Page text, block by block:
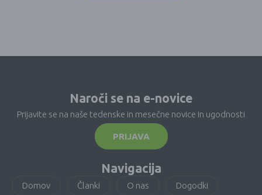
Naroči se na e-novice
Prijavite se na naše tedenske in mesečne novice in ugodnosti
PRIJAVA
Navigacija
Domov Članki O nas Dogodki